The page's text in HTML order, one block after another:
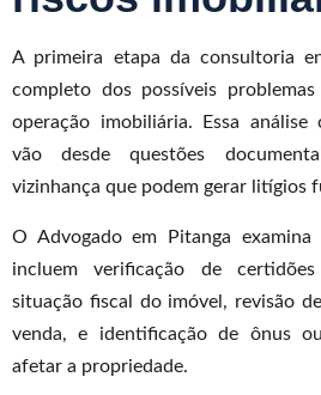
A primeira etapa da consultoria
completo dos possíveis
operação imobiliária. Essa análise
vão desde questões
vizinhança que podem gerar litígios
O Advogado em Pitanga
incluem verificação de
situação fiscal do imóvel, revisão
venda, e identificação de ônus
afetar a propriedade.